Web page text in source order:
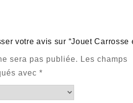
votre avis sur “Jouet Carrosse
sera pas publiée. Les champs
avec*